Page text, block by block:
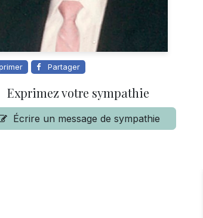
Partager
Exprimez votre sympathie
Écrire un message de sympathie